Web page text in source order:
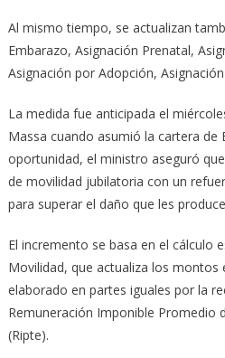
Al mismo tiempo, se actualizan
Embarazo, Asignación Prenatal,
Asignación por Adopción,
La medida fue anticipada el
Massa cuando asumió la cartera de
oportunidad, el ministro aseguró
de movilidad jubilatoria con un
para superar el daño que les
El incremento se basa en el cálculo
Movilidad, que actualiza los montos
elaborado en partes iguales por la
Remuneración Imponible Promedio
(Ripte).